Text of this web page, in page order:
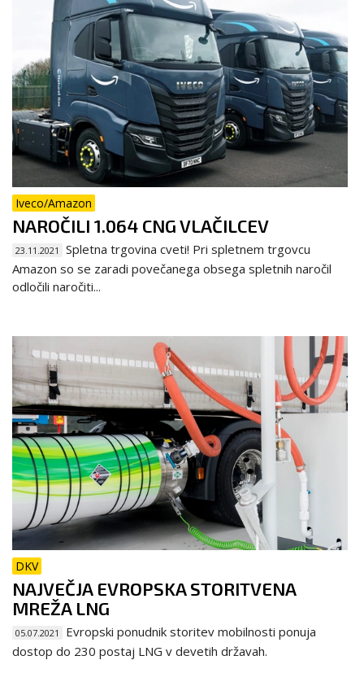
Iveco/Amazon
NAROČILI 1.064 CNG VLAČILCEV
23.11.2021
Spletna trgovina cveti! Pri spletnem trgovcu
Amazon so se zaradi povečanega obsega spletnih naročil
odločili naročiti...
DKV
NAJVEČJA EVROPSKA STORITVENA
MREŽA LNG
05.07.2021
Evropski ponudnik storitev mobilnosti ponuja
dostop do 230 postaj LNG v devetih državah.